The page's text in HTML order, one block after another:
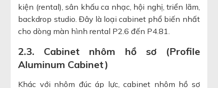
kiện (rental), sân khấu ca nhạc, hội nghị, triển lãm,
backdrop studio. Đây là loại cabinet phổ biến nhất
cho dòng màn hình rental P2.6 đến P4.81.
2.3. Cabinet nhôm hồ sơ (Profile
Aluminum Cabinet)
Khác với nhôm đúc áp lực, cabinet nhôm hồ sơ